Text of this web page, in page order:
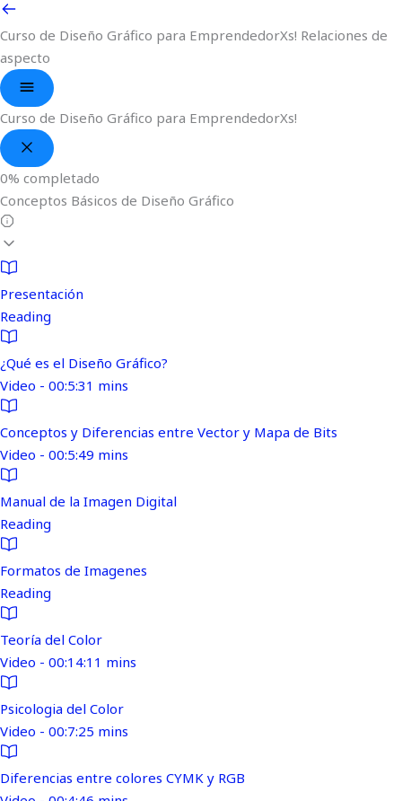
Curso de Diseño Gráfico para EmprendedorXs! Relaciones de
aspecto
Curso de Diseño Gráfico para EmprendedorXs!
0% completado
Conceptos Básicos de Diseño Gráfico
Presentación
Reading
¿Qué es el Diseño Gráfico?
Video - 00:5:31 mins
Conceptos y Diferencias entre Vector y Mapa de Bits
Video - 00:5:49 mins
Manual de la Imagen Digital
Reading
Formatos de Imagenes
Reading
Teoría del Color
Video - 00:14:11 mins
Psicologia del Color
Video - 00:7:25 mins
Diferencias entre colores CYMK y RGB